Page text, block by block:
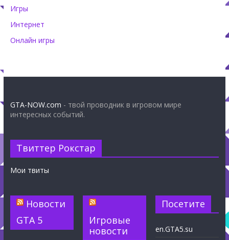
Игры
Интернет
Онлайн игры
GTA-NOW.com - твой проводник в игровом мире
интересных событий.
Твиттер Рокстар
Мои твиты
Новости
GTA 5
Игровые
новости
Посетите
en.GTA5.su